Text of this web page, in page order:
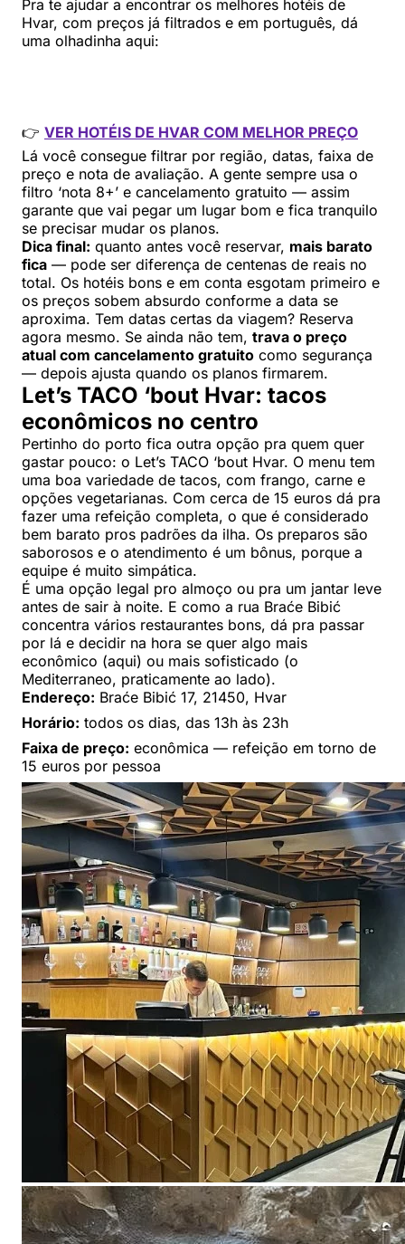
Pra te ajudar a encontrar os melhores hotéis de
Hvar, com preços já filtrados e em português, dá
uma olhadinha aqui:
👉 VER HOTÉIS DE HVAR COM MELHOR PREÇO
Lá você consegue filtrar por região, datas, faixa de
preço e nota de avaliação. A gente sempre usa o
filtro ‘nota 8+’ e cancelamento gratuito — assim
garante que vai pegar um lugar bom e fica tranquilo
se precisar mudar os planos.
Dica final: quanto antes você reservar, mais barato
fica — pode ser diferença de centenas de reais no
total. Os hotéis bons e em conta esgotam primeiro e
os preços sobem absurdo conforme a data se
aproxima. Tem datas certas da viagem? Reserva
agora mesmo. Se ainda não tem, trava o preço
atual com cancelamento gratuito como segurança
— depois ajusta quando os planos firmarem.
Let’s TACO ‘bout Hvar: tacos
econômicos no centro
Pertinho do porto fica outra opção pra quem quer
gastar pouco: o Let’s TACO ‘bout Hvar. O menu tem
uma boa variedade de tacos, com frango, carne e
opções vegetarianas. Com cerca de 15 euros dá pra
fazer uma refeição completa, o que é considerado
bem barato pros padrões da ilha. Os preparos são
saborosos e o atendimento é um bônus, porque a
equipe é muito simpática.
É uma opção legal pro almoço ou pra um jantar leve
antes de sair à noite. E como a rua Braće Bibić
concentra vários restaurantes bons, dá pra passar
por lá e decidir na hora se quer algo mais
econômico (aqui) ou mais sofisticado (o
Mediterraneo, praticamente ao lado).
Endereço: Braće Bibić 17, 21450, Hvar
Horário: todos os dias, das 13h às 23h
Faixa de preço: econômica — refeição em torno de
15 euros por pessoa